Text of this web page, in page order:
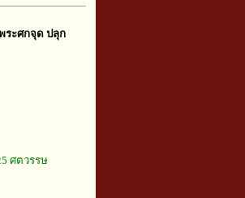
ระศกจุด ปลุก
ศตวรรษ